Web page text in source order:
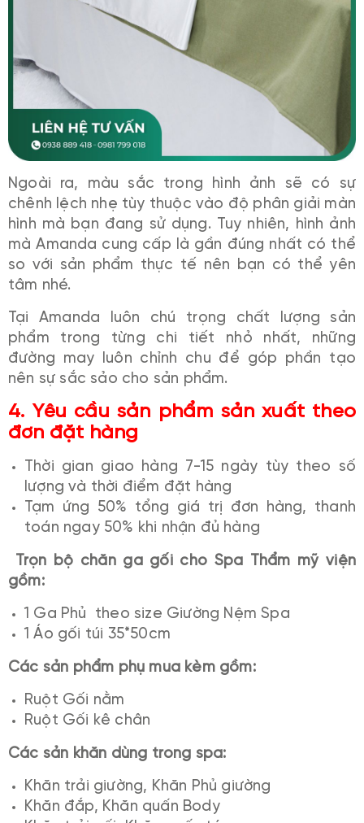
Ngoài ra, màu sắc trong hình ảnh sẽ có sự
chênh lệch nhẹ tùy thuộc vào độ phân giải màn
hình mà bạn đang sử dụng. Tuy nhiên, hình ảnh
mà Amanda cung cấp là gần đúng nhất có thể
so với sản phẩm thực tế nên bạn có thể yên
tâm nhé.
Tại Amanda luôn chú trọng chất lượng sản
phẩm trong từng chi tiết nhỏ nhất, những
đường may luôn chỉnh chu để góp phần tạo
nên sự sắc sảo cho sản phẩm.
4. Yêu cầu sản phẩm sản xuất theo
đơn đặt hàng
Thời gian giao hàng 7-15 ngày tùy theo số
lượng và thời điểm đặt hàng
Tạm ứng 50% tổng giá trị đơn hàng, thanh
toán ngay 50% khi nhận đủ hàng
Trọn bộ chăn ga gối cho Spa Thẩm mỹ viện
gồm:
1 Ga Phủ theo size Giường Nệm Spa
1 Áo gối túi 35*50cm
Các sản phẩm phụ mua kèm gồm:
Ruột Gối nằm
Ruột Gối kê chân
Các sản khăn dùng trong spa:
Khăn trải giường, Khăn Phủ giường
Khăn đắp, Khăn quấn Body